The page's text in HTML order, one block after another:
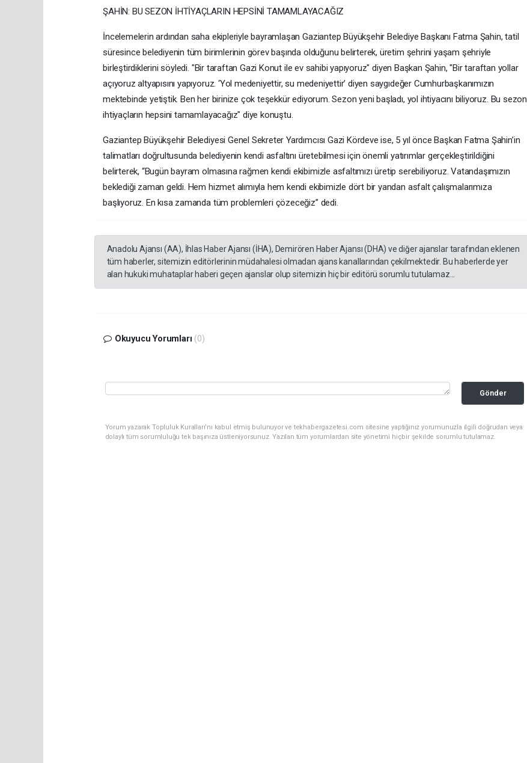
ŞAHİN: BU SEZON İHTİYAÇLARIN HEPSİNİ TAMAMLAYACAĞIZ
İncelemelerin ardından saha ekipleriyle bayramlaşan Gaziantep Büyükşehir Belediye Başkanı Fatma Şahin, tatil
süresince belediyenin tüm birimlerinin görev başında olduğunu belirterek, üretim şehrini yaşam şehriyle
birleştirdiklerini söyledi. "Bir taraftan Gazi Konut ile ev sahibi yapıyoruz" diyen Başkan Şahin, "Bir taraftan yollar
açıyoruz altyapısını yapıyoruz. ‘Yol medeniyettir, su medeniyettir’ diyen saygıdeğer Cumhurbaşkanımızın
mektebinde yetiştik. Ben her birinize çok teşekkür ediyorum. Sezon yeni başladı, yol ihtiyacını biliyoruz. Bu sezon
ihtiyaçların hepsini tamamlayacağız" diye konuştu.
Gaziantep Büyükşehir Belediyesi Genel Sekreter Yardımcısı Gazi Kördeve ise, 5 yıl önce Başkan Fatma Şahin’in
talimatları doğrultusunda belediyenin kendi asfaltını üretebilmesi için önemli yatırımlar gerçekleştirildiğini
belirterek, “Bugün bayram olmasına rağmen kendi ekibimizle asfaltımızı üretip serebiliyoruz. Vatandaşımızın
beklediği zaman geldi. Hem hizmet alımıyla hem kendi ekibimizle dört bir yandan asfalt çalışmalarımıza
başlıyoruz. En kısa zamanda tüm problemleri çözeceğiz” dedi.
Anadolu Ajansı (AA), İhlas Haber Ajansı (İHA), Demirören Haber Ajansı (DHA) ve diğer ajanslar tarafından eklenen
tüm haberler, sitemizin editörlerinin müdahalesi olmadan ajans kanallarından çekilmektedir. Bu haberlerde yer
alan hukuki muhataplar haberi geçen ajanslar olup sitemizin hiç bir editörü sorumlu tutulamaz...
Okuyucu Yorumları (0)
Gönder
Yorum yazarak Topluluk Kuralları’nı kabul etmiş bulunuyor ve tekhabergazetesi.com sitesine yaptığınız yorumunuzla ilgili doğrudan veya
dolaylı tüm sorumluluğu tek başınıza üstleniyorsunuz. Yazılan tüm yorumlardan site yönetimi hiçbir şekilde sorumlu tutulamaz.